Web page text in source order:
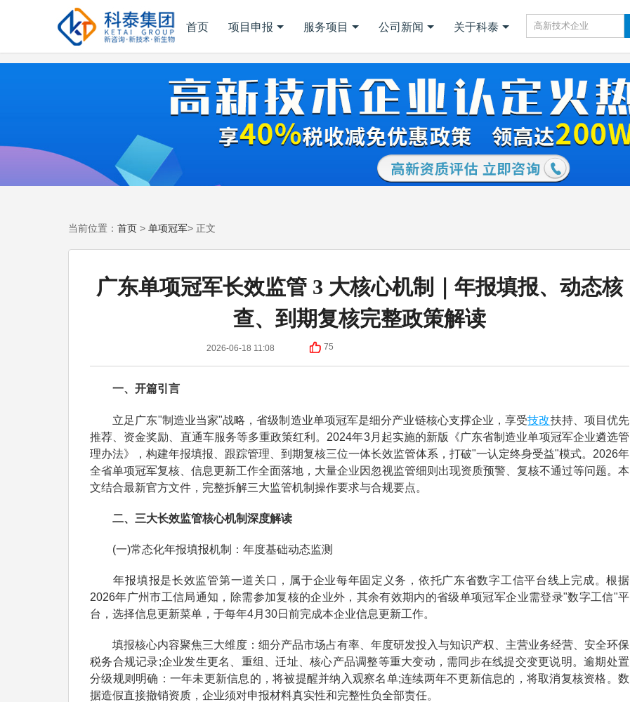
首页 项目申报 服务项目 公司新闻 关于科泰
当前位置： 首页 > 单项冠军> 正文
广东单项冠军长效监管 3 大核心机制｜年报填报、动态核
查、到期复核完整政策解读
2026-06-18 11:08 75
一、开篇引言
立足广东"制造业当家"战略，省级制造业单项冠军是细分产业链核心支撑企业，享受技改扶持、项目优先
推荐、资金奖励、直通车服务等多重政策红利。2024年3月起实施的新版《广东省制造业单项冠军企业遴选管
理办法》，构建年报填报、跟踪管理、到期复核三位一体长效监管体系，打破"一认定终身受益"模式。2026年
全省单项冠军复核、信息更新工作全面落地，大量企业因忽视监管细则出现资质预警、复核不通过等问题。本
文结合最新官方文件，完整拆解三大监管机制操作要求与合规要点。
二、三大长效监管核心机制深度解读
(一)常态化年报填报机制：年度基础动态监测
年报填报是长效监管第一道关口，属于企业每年固定义务，依托广东省数字工信平台线上完成。根据
2026年广州市工信局通知，除需参加复核的企业外，其余有效期内的省级单项冠军企业需登录"数字工信"平
台，选择信息更新菜单，于每年4月30日前完成本企业信息更新工作。
填报核心内容聚焦三大维度：细分产品市场占有率、年度研发投入与知识产权、主营业务经营、安全环保
税务合规记录;企业发生更名、重组、迁址、核心产品调整等重大变动，需同步在线提交变更说明。逾期处置
分级规则明确：一年未更新信息的，将被提醒并纳入观察名单;连续两年不更新信息的，将取消复核资格。数
据造假直接撤销资质，企业须对申报材料真实性和完整性负全部责任。